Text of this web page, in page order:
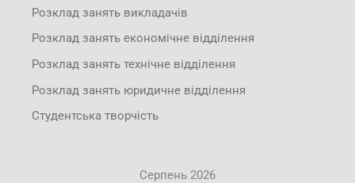
Розклад занять викладачів
Розклад занять економічне відділення
Розклад занять технічне відділення
Розклад занять юридичне відділення
Студентська творчість
Серпень 2026